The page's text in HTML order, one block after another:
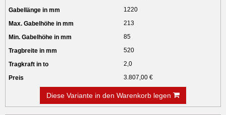
1220
213
85
520
2,0
3.807,00 €
Diese Variante in den Warenkorb legen